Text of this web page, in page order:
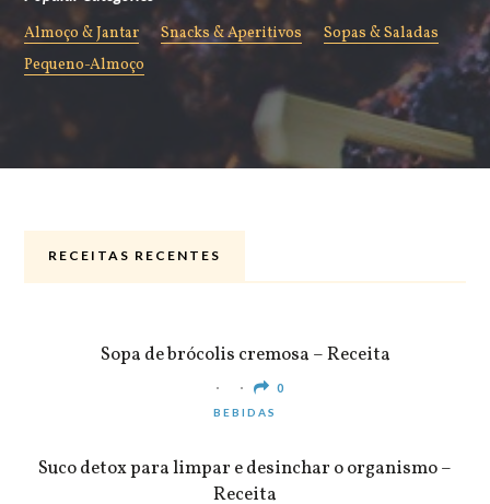
Almoço & Jantar Snacks & Aperitivos
Sopas & Saladas
Pequeno-Almoço
RECEITAS RECENTES
Sopa de brócolis cremosa – Receita
0
BEBIDAS
Suco detox para limpar e desinchar o organismo –
Receita